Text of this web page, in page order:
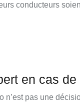
conducteurs
en cas
n’est pas une